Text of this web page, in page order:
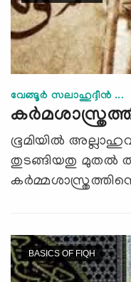
വേങ്ങൂര്‍ സലാഹുദ്ദീന്‍ ...
ഭൂമിയില്‍
തുടങ്ങിയതു മുതല്‍
BASICS OF FIQH